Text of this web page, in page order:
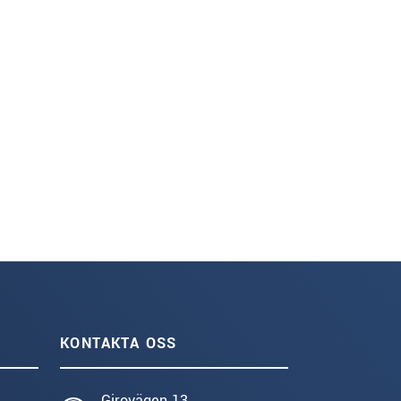
KONTAKTA OSS